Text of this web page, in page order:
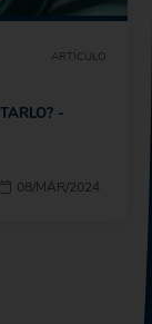
ARTÍCULO
-
08/MAR/2024